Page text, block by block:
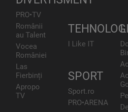
PRO•TV
Românii
au Talent
Vocea
României
Las
Fierbinți
Apropo
TV
I Like IT
SPORT
Sport.ro
PRO•ARENA